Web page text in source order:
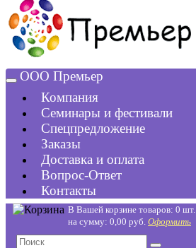
ООО Премьер
Компания
Семинары и фестивали
Спецпредложение
Заказы
Доставка и оплата
Вопрос-Ответ
Контакты
В Вашей корзине товаров: 0 шт.
на сумму: 0,00 руб. Оформить